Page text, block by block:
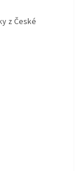
z České